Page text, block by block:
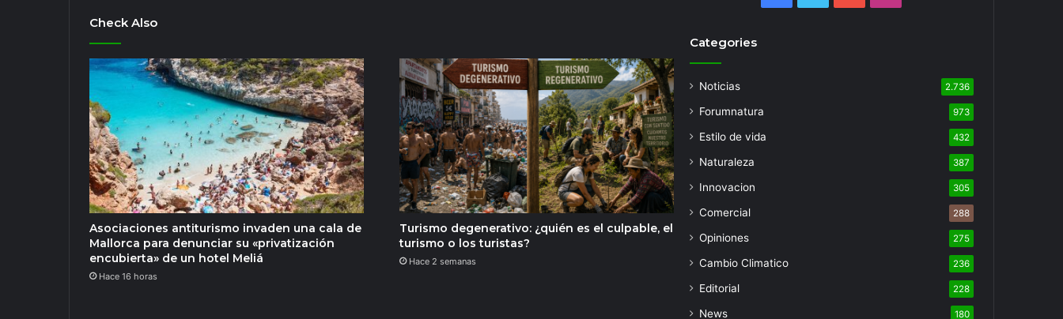
Check Also
Asociaciones antiturismo invaden una cala de
Mallorca para denunciar su «privatización
encubierta» de un hotel Meliá
Hace 16 horas
Turismo degenerativo: ¿quién es el culpable, el
turismo o los turistas?
Hace 2 semanas
Categories
Noticias 2.736
Forumnatura 973
Estilo de vida 432
Naturaleza 387
Innovacion 305
Comercial 288
Opiniones 275
Cambio Climatico 236
Editorial 228
News 180